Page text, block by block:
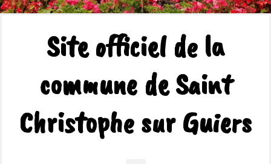
Site officiel de la
commune de Saint
Christophe sur Guiers